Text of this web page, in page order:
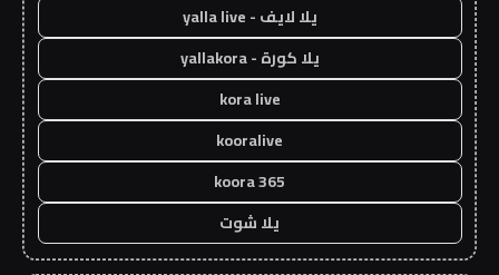
يلا لايف - yalla live
يلا كورة - yallakora
kora live
kooralive
koora 365
يلا شوت